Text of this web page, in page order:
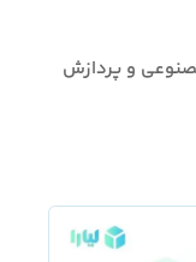
و پردازش